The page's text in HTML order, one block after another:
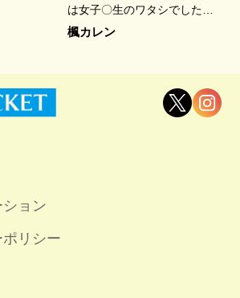
は女子〇生のワタシでした…
楓カレン
ョン
リシー